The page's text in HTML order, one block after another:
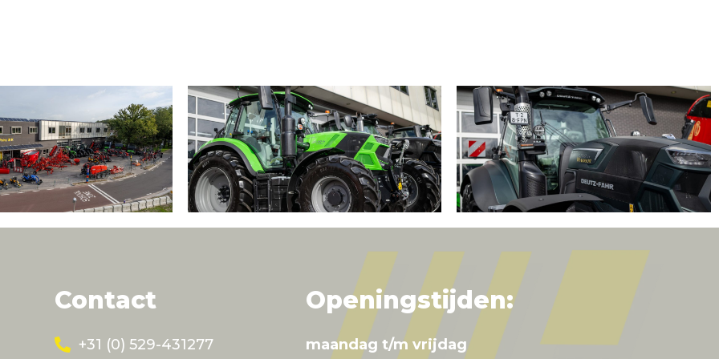
Contact
+31 (0) 529-431277
Openingstijden:
maandag t/m vrijdag